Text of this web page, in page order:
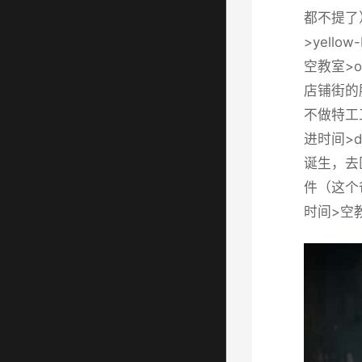
都不提
>yellow-
空教室
店铺街
不做特
进时间
诞生，
件（这
时间>空